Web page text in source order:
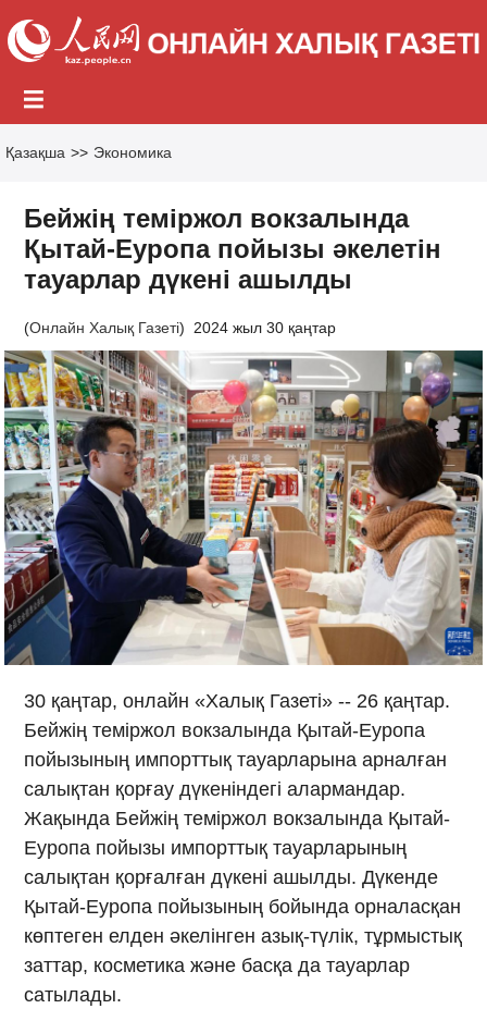
Қазақша >> Экономика
Бейжің теміржол вокзалында
Қытай-Еуропа пойызы әкелетін
тауарлар дүкені ашылды
(Онлайн Халық Газеті) 2024 жыл 30 қаңтар
30 қаңтар, онлайн «Халық Газеті» -- 26 қаңтар.
Бейжің теміржол вокзалында Қытай-Еуропа
пойызының импорттық тауарларына арналған
салықтан қорғау дүкеніндегі алармандар.
Жақында Бейжің теміржол вокзалында Қытай-
Еуропа пойызы импорттық тауарларының
салықтан қорғалған дүкені ашылды. Дүкенде
Қытай-Еуропа пойызының бойында орналасқан
көптеген елден әкелінген азық-түлік, тұрмыстық
заттар, косметика және басқа да тауарлар
сатылады.